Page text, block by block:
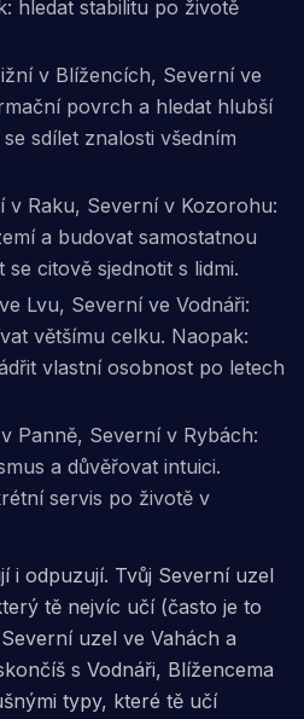
hledat stabilitu po životě
v Blížencích, Severní ve
povrch a hledat hlubší
sdílet znalosti všedním
v Raku, Severní v Kozorohu:
a budovat samostatnou
citově sjednotit s lidmi.
Lvu, Severní ve Vodnáři:
většímu celku. Naopak:
vlastní osobnost po letech
Panně, Severní v Rybách:
a důvěřovat intuici.
servis po životě v
i odpuzují. Tvůj Severní uzel
tě nejvíc učí(často je to
uzel ve Vahách a
s Vodnáři, Blížencema
typy, které tě učí